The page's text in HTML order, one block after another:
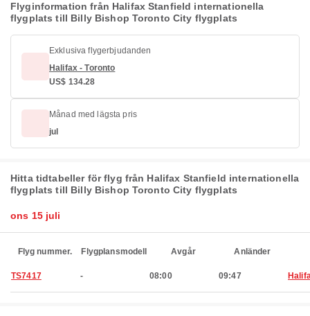
Flyginformation från Halifax Stanfield internationella
flygplats till Billy Bishop Toronto City flygplats
Exklusiva flygerbjudanden
Halifax - Toronto
US$ 134.28
Månad med lägsta pris
jul
Hitta tidtabeller för flyg från Halifax Stanfield internationella
flygplats till Billy Bishop Toronto City flygplats
ons 15 juli
Flyg nummer. Flygplansmodell Avgår Anländer
TS7417 - 08:00 09:47